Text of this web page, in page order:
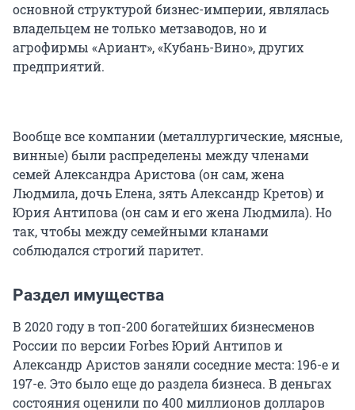
основной структурой бизнес-империи, являлась
владельцем не только метзаводов, но и
агрофирмы «Ариант», «Кубань-Вино», других
предприятий.
Вообще все компании (металлургические, мясные,
винные) были распределены между членами
семей Александра Аристова (он сам, жена
Людмила, дочь Елена, зять Александр Кретов) и
Юрия Антипова (он сам и его жена Людмила). Но
так, чтобы между семейными кланами
соблюдался строгий паритет.
Раздел имущества
В 2020 году в топ-200 богатейших бизнесменов
России по версии Forbes Юрий Антипов и
Александр Аристов заняли соседние места: 196-е и
197-е. Это было еще до раздела бизнеса. В деньгах
состояния оценили по 400 миллионов долларов